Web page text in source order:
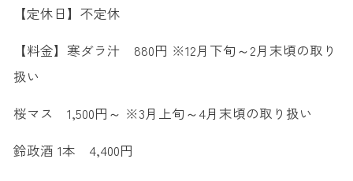
【定休日】不定休
【料金】寒ダラ汁 880円 ※12月下旬～2月末頃の取り
扱い
桜マス 1,500円～ ※3月上旬～4月末頃の取り扱い
鈴政酒 1本 4,400円